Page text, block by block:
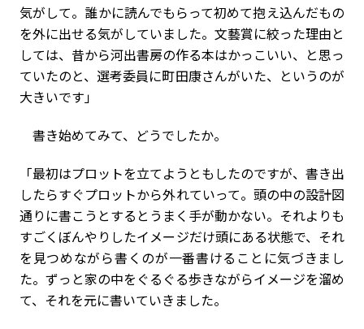
気がして。誰かに読んでもらって初めて抱え込んだもの
を外に出せる気がしていました。文藝賞に絞った理由と
しては、昔から河出書房の作る本はかっこいい、と思っ
ていたのと、選考委員に町田康さんがいた、というのが
大きいです」
書き始めてみて、どうでしたか。
「最初はプロットを立てようともしたのですが、書き出
したらすぐプロットから外れていって。頭の中の設計図
通りに書こうとするとうまく手が動かない。それよりも
すごくぼんやりしたイメージだけ頭にある状態で、それ
を見つめながら書くのが一番書けることに気づきまし
た。ずっと家の中をぐるぐる歩きながらイメージを溜め
て、それを元に書いていきました。